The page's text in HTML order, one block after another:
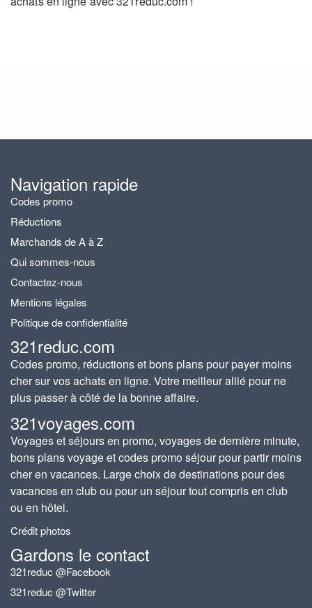
Navigation rapide
Codes promo
Réductions
Marchands de A à Z
Qui sommes-nous
Contactez-nous
Mentions légales
Politique de confidentialité
321reduc.com
Codes promo, réductions et bons plans pour payer moins
cher sur vos achats en ligne. Votre meilleur allié pour ne
plus passer à côté de la bonne affaire.
321voyages.com
Voyages et séjours en promo, voyages de dernière minute,
bons plans voyage et codes promo séjour pour partir moins
cher en vacances. Large choix de destinations pour des
vacances en club ou pour un séjour tout compris en club
ou en hôtel.
Crédit photos
Gardons le contact
321reduc @Facebook
321reduc @Twitter